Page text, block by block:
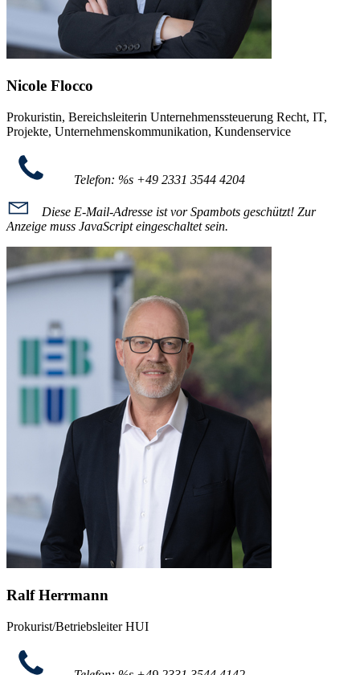
Nicole Flocco
Prokuristin, Bereichsleiterin Unternehmenssteuerung Recht, IT,
Projekte, Unternehmenskommunikation, Kundenservice
Telefon: %s +49 2331 3544 4204
Diese E-Mail-Adresse ist vor Spambots geschützt! Zur
Anzeige muss JavaScript eingeschaltet sein.
Ralf Herrmann
Prokurist/Betriebsleiter HUI